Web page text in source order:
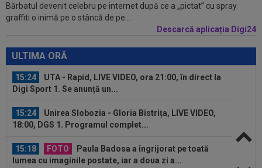
Bărbatul devenit celebru pe internet după ce a „pictat” cu spray
graffiti o inimă pe o stâncă de pe...
Descarcă aplicația Digi24
ULTIMA ORĂ
15:48 OFICIAL Leonardo Bonucci a semnat
privința lui Marius Baciu
15:24
UTA - Rapid, LIVE VIDEO, ora 21:00, în direct la
Digi Sport 1. Se anunță un...
15:24
Unirea Slobozia - Gloria Bistrița, LIVE VIDEO,
18:00, DGS 1. Programul complet...
15:18 FOTO
Paula Badosa a îngrijorat pe toată
lumea cu imaginile postate, iar a doua zi a...